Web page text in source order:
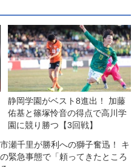
静岡学園がベスト8進出！ 加藤
佑基と篠塚怜音の得点で高川学
園に競り勝つ【3回戦】
市瀬千里が勝利への獅子奮迅！ キ
緊急事態で「頼ってきたところ